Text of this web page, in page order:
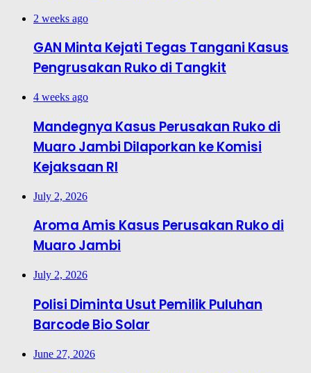
2 weeks ago
GAN Minta Kejati Tegas Tangani Kasus
Pengrusakan Ruko di Tangkit
4 weeks ago
Mandegnya Kasus Perusakan Ruko di
Muaro Jambi Dilaporkan ke Komisi
Kejaksaan RI
July 2, 2026
Aroma Amis Kasus Perusakan Ruko di
Muaro Jambi
July 2, 2026
Polisi Diminta Usut Pemilik Puluhan
Barcode Bio Solar
June 27, 2026